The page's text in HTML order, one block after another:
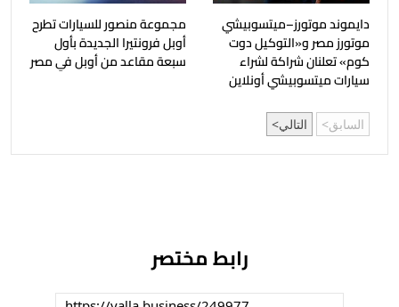
دايموند موتورز–ميتسوبيشي
موتورز مصر و«التوكيل دوت
كوم» تعلنان شراكة لشراء
سيارات ميتسوبيشي أونلاين
مجموعة منصور للسيارات تطرح
أوبل فرونتيرا الجديدة بأول
سبعة مقاعد من أوبل في مصر
السابق التالي
رابط مختصر